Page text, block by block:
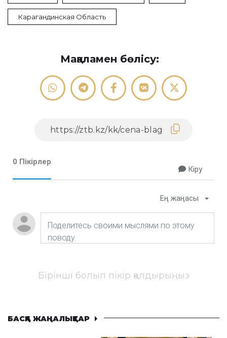
Карагандинская Область
Мақаламен бөлісу:
0 Пікірлер
Кіру
Ең жаңасы
Бірінші болып пікір қалдырыңыз
БАСҚА ЖАҢАЛЫҚТАР